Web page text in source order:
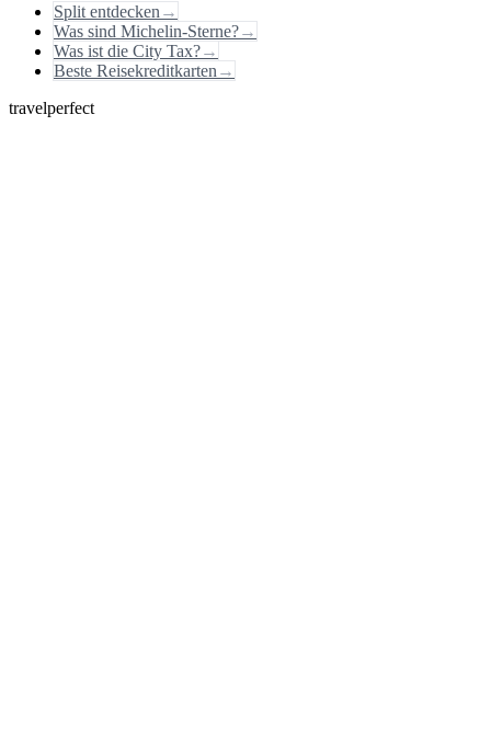
Split entdecken →
Was sind Michelin-Sterne?→
Was ist die City Tax?→
Beste Reisekreditkarten →
travelperfect